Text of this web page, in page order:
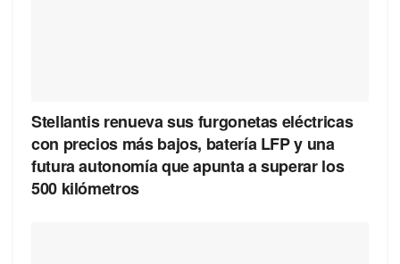
Stellantis renueva sus furgonetas eléctricas
con precios más bajos, batería LFP y una
futura autonomía que apunta a superar los
500 kilómetros